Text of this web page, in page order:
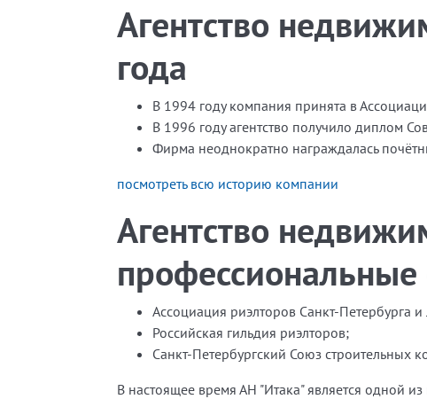
Агентство
года
В 1994 году компания принята в
В 1996 году агентство получило диплом
Фирма неоднократно награждалась
посмотреть всю историю компании
Агентство
Ассоциация риэлторов Санкт-Петербурга
Российская гильдия риэлторов;
Санкт-Петербургский Союз строительных
В настоящее время АН "Итака" является одной